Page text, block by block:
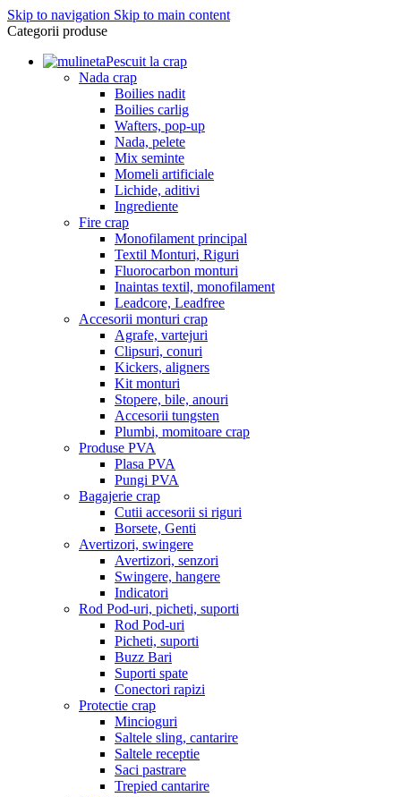
Skip to navigation Skip to main content
Categorii produse
Pescuit la crap
Nada crap
Boilies nadit
Boilies carlig
Wafters, pop-up
Nada, pelete
Mix seminte
Momeli artificiale
Lichide, aditivi
Ingrediente
Fire crap
Monofilament principal
Textil Monturi, Riguri
Fluorocarbon monturi
Inaintas textil, monofilament
Leadcore, Leadfree
Accesorii monturi crap
Agrafe, vartejuri
Clipsuri, conuri
Kickers, aligners
Kit monturi
Stopere, bile, anouri
Accesorii tungsten
Plumbi, momitoare crap
Produse PVA
Plasa PVA
Pungi PVA
Bagajerie crap
Cutii accesorii si riguri
Borsete, Genti
Avertizori, swingere
Avertizori, senzori
Swingere, hangere
Indicatori
Rod Pod-uri, picheti, suporti
Rod Pod-uri
Picheti, suporti
Buzz Bari
Suporti spate
Conectori rapizi
Protectie crap
Mincioguri
Saltele sling, cantarire
Saltele receptie
Saci pastrare
Trepied cantarire